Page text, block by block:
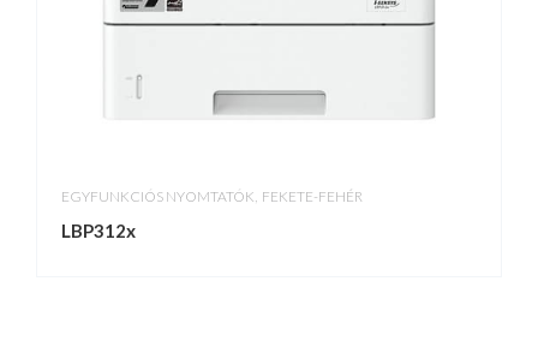
EGYFUNKCIÓS NYOMTATÓK FEKETE-FEHÉR
LBP312x